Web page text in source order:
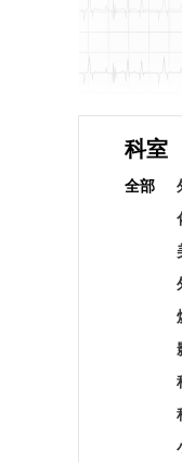
科室
全部